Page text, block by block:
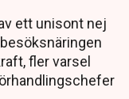
ett unisont nej
fler varsel